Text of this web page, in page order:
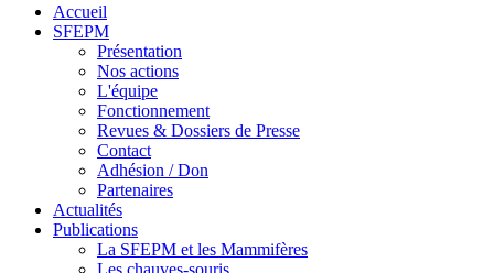
Accueil
SFEPM
Présentation
Nos actions
L'équipe
Fonctionnement
Revues & Dossiers de Presse
Contact
Adhésion / Don
Partenaires
Actualités
Publications
La SFEPM et les Mammifères
Les chauves-souris